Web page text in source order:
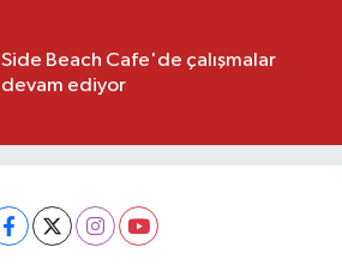
Side Beach Cafe'de çalışmalar
devam ediyor